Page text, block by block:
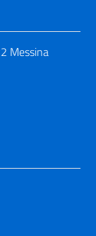
Messina